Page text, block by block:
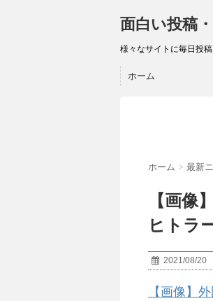
面白い投稿
様々なサイトに毎日投
ホーム
ホーム > 最新
【画像
ヒトラ
2021/08/20
【画像】